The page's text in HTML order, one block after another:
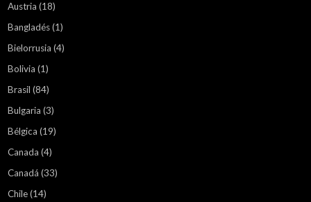
Austria (18)
Bangladés(1)
Bielorrusia (4)
Bolivia (1)
Brasil (84)
Bulgaria (3)
Bélgica (19)
Canada (4)
Canadá (33)
Chile(14)